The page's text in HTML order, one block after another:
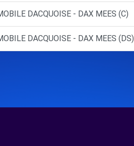
DACQUOISE - DAX MEES (C)
DACQUOISE - DAX MEES (DS)